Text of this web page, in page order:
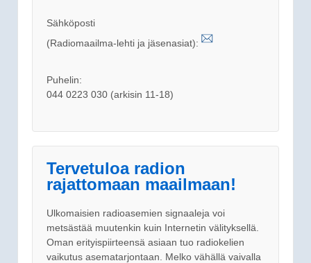
Sähköposti
(Radiomaailma-lehti ja jäsenasiat):
Puhelin:
044 0223 030 (arkisin 11-18)
Tervetuloa radion
rajattomaan maailmaan!
Ulkomaisien radioasemien signaaleja voi
metsästää muutenkin kuin Internetin välityksellä.
Oman erityispiirteensä asiaan tuo radiokelien
vaikutus asematarjontaan. Melko vähällä vaivalla